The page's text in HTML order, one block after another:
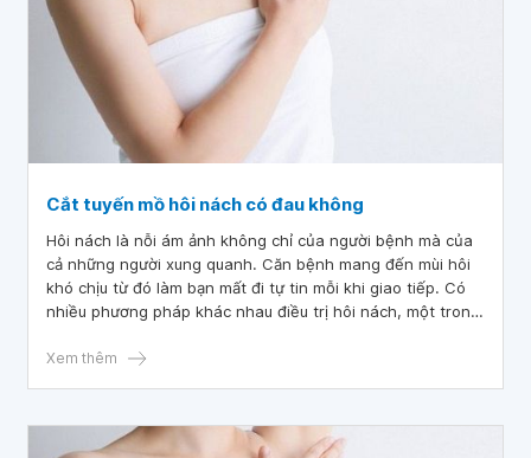
Cắt tuyến mồ hôi nách có đau không
Hôi nách là nỗi ám ảnh không chỉ của người bệnh mà của
cả những người xung quanh. Căn bệnh mang đến mùi hôi
khó chịu từ đó làm bạn mất đi tự tin mỗi khi giao tiếp. Có
nhiều phương pháp khác nhau điều trị hôi nách, một trong
Xem thêm